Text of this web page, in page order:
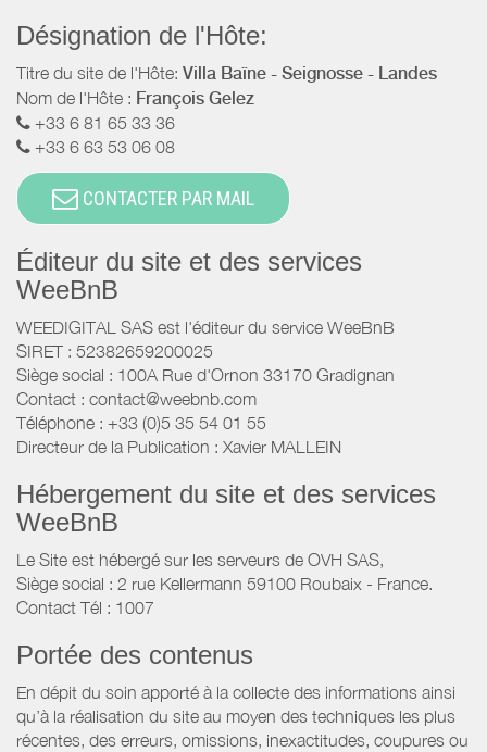
Désignation de l'Hôte:
Titre du site de l'Hôte: Villa Baïne - Seignosse - Landes
Nom de l'Hôte : François Gelez
+33 6 81 65 33 36
+33 6 63 53 06 08
CONTACTER PAR MAIL
Éditeur du site et des services
WeeBnB
WEEDIGITAL SAS est l'éditeur du service WeeBnB
SIRET : 52382659200025
Siège social : 100A Rue d'Ornon 33170 Gradignan
Contact : contact@weebnb.com
Téléphone : +33 (0)5 35 54 01 55
Directeur de la Publication : Xavier MALLEIN
Hébergement du site et des services
WeeBnB
Le Site est hébergé sur les serveurs de OVH SAS,
Siège social : 2 rue Kellermann 59100 Roubaix - France.
Contact Tél : 1007
Portée des contenus
En dépit du soin apporté à la collecte des informations ainsi
qu’à la réalisation du site au moyen des techniques les plus
récentes, des erreurs, omissions, inexactitudes, coupures ou